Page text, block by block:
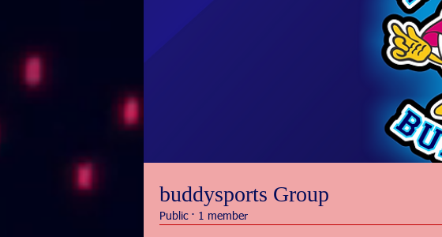
buddysports Group
Public · 1 member